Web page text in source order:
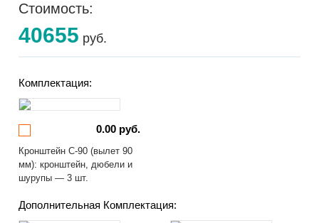
Стоимость:
40655 руб.
Комплектация:
0.00 руб.
Кронштейн С-90 (вылет 90
мм): кронштейн, дюбели и
шурупы — 3 шт.
Дополнительная Комплектация: